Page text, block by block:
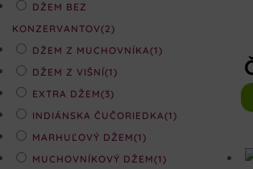
DŽEM BEZ
KONZERVANTOV(2)
DŽEM Z MUCHOVNÍKA(1)
DŽEM Z VIŠNÍ(1)
EXTRA DŽEM(3)
INDIÁNSKA ČUČORIEDKA(1)
MARHUĽOVÝ DŽEM(1)
MUCHOVNÍKOVÝ DŽEM(1)